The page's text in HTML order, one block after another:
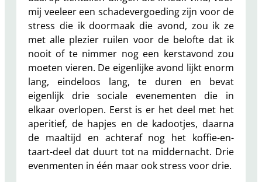
mij veeleer een schadevergoeding zijn voor de
stress die ik doormaak die avond, zou ik ze
met alle plezier ruilen voor de belofte dat ik
nooit of te nimmer nog een kerstavond zou
moeten vieren. De eigenlijke avond lijkt enorm
lang, eindeloos lang, te duren en bevat
eigenlijk drie sociale evenementen die in
elkaar overlopen. Eerst is er het deel met het
aperitief, de hapjes en de kadootjes, daarna
de maaltijd en achteraf nog het koffie-en-
taart-deel dat duurt tot na middernacht. Drie
evenmenten in één maar ook stress voor drie.